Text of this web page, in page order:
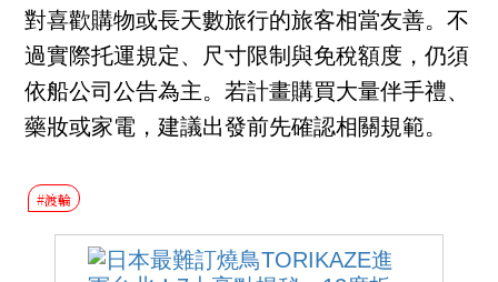
對喜歡購物或長天數旅行的旅客相當友善。不
過實際托運規定、尺寸限制與免稅額度，仍須
依船公司公告為主。若計畫購買大量伴手禮、
藥妝或家電，建議出發前先確認相關規範。
#渡輪